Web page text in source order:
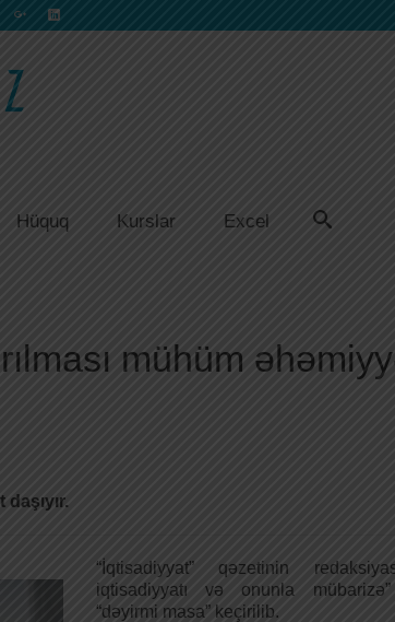
Hüquq Kurslar Excel
mühüm
“İqtisadiyyat” qəzetinin
iqtisadiyyatı və onunla
“dəyirmi masa” keçirilib.